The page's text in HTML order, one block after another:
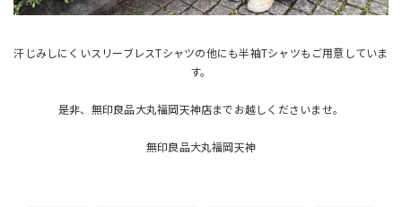
汗じみしにくいスリーブレスTシャツの他にも半袖Tシャツもご用意していま
す。
是非、無印良品大丸福岡天神店までお越しくださいませ。
無印良品大丸福岡天神